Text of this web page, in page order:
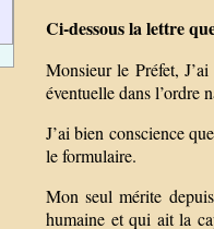
Ci-dessous la lettre
Monsieur le Préfet,
éventuelle dans l’ordre
J’ai bien conscience
le formulaire.
Mon seul mérite
humaine et qui ait la